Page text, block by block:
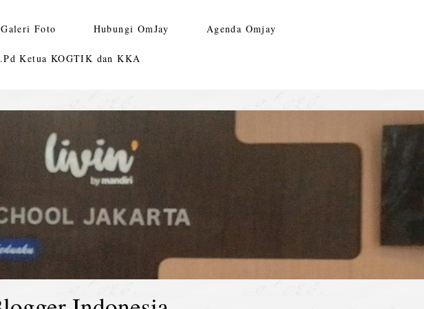
Galeri Foto Hubungi OmJay Agenda Omjay
Ketua KOGTIK dan KKA